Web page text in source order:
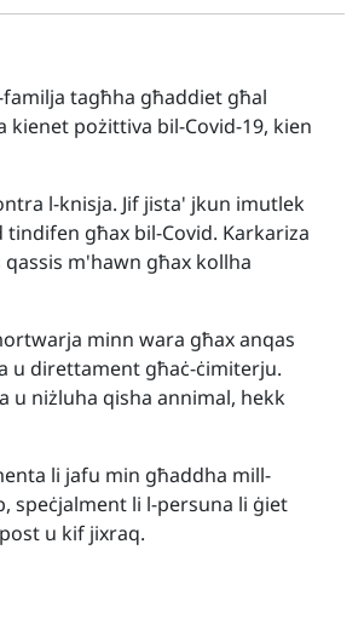
tagħha għaddiet għal
pożittiva bil-Covid-19, kien
l-knisja. Jif jista' jkun imutlek
għax bil-Covid. Karkariza
m'hawn għax kollha
minn wara għax anqas
u direttament għaċ-ċimiterju.
u niżluha qisha annimal, hekk
li jafu min għaddha mill-
speċjalment li l-persuna li ġiet
u kif jixraq.